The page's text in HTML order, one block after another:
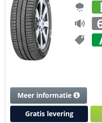
Meer informatie
Gratis levering